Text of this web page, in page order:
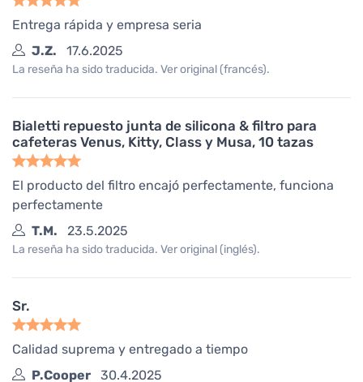
Entrega rápida y empresa seria
J.Z.
17.6.2025
La reseña ha sido traducida. Ver original (francés).
Bialetti repuesto junta de silicona & filtro para
cafeteras Venus, Kitty, Class y Musa, 10 tazas
El producto del filtro encajó perfectamente, funciona
perfectamente
T.M.
23.5.2025
La reseña ha sido traducida. Ver original (inglés).
Sr.
Calidad suprema y entregado a tiempo
P.Cooper
30.4.2025